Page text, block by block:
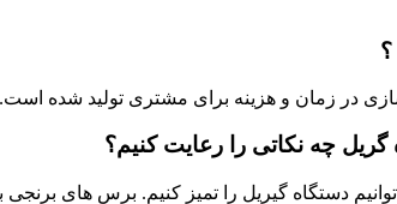
در زمان و هزینه برای مشتری تولید شده
چه نکاتی را رعایت کنیم؟
دستگاه گیریل را تمیز کنیم. برس های